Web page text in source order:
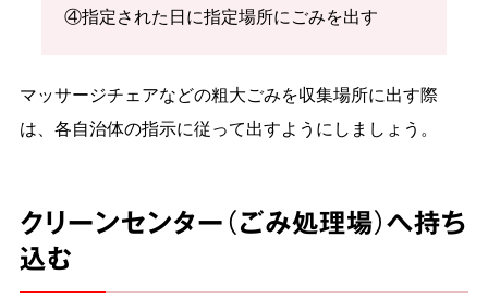
④指定された日に指定場所にごみを出す
マッサージチェアなどの粗大ごみを収集場所に出す際
は、各自治体の指示に従って出すようにしましょう。
クリーンセンター（ごみ処理場）へ持ち
込む